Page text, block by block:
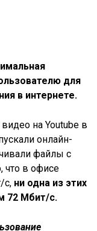
для
в интернете.
на Youtube в
онлайн-
файлы с
что в офисе
с, ни одна из этих
72 Мбит/с.